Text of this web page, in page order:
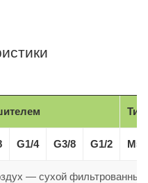
Тип
G1/4 G3/8 G1/2 M5
— сухой